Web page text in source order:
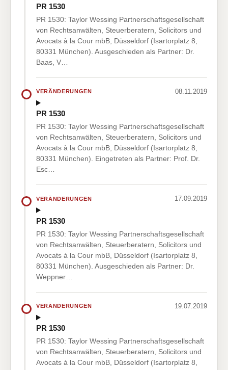
PR 1530
PR 1530: Taylor Wessing Partnerschaftsgesellschaft
von Rechtsanwälten, Steuerberatern, Solicitors und
Avocats à la Cour mbB, Düsseldorf (Isartorplatz 8,
80331 München). Ausgeschieden als Partner: Dr.
Baas, V…
VERÄNDERUNGEN 08.11.2019
PR 1530
PR 1530: Taylor Wessing Partnerschaftsgesellschaft
von Rechtsanwälten, Steuerberatern, Solicitors und
Avocats à la Cour mbB, Düsseldorf (Isartorplatz 8,
80331 München). Eingetreten als Partner: Prof. Dr.
Esc…
VERÄNDERUNGEN 17.09.2019
PR 1530
PR 1530: Taylor Wessing Partnerschaftsgesellschaft
von Rechtsanwälten, Steuerberatern, Solicitors und
Avocats à la Cour mbB, Düsseldorf (Isartorplatz 8,
80331 München). Ausgeschieden als Partner: Dr.
Weppner…
VERÄNDERUNGEN 19.07.2019
PR 1530
PR 1530: Taylor Wessing Partnerschaftsgesellschaft
von Rechtsanwälten, Steuerberatern, Solicitors und
Avocats à la Cour mbB, Düsseldorf (Isartorplatz 8,